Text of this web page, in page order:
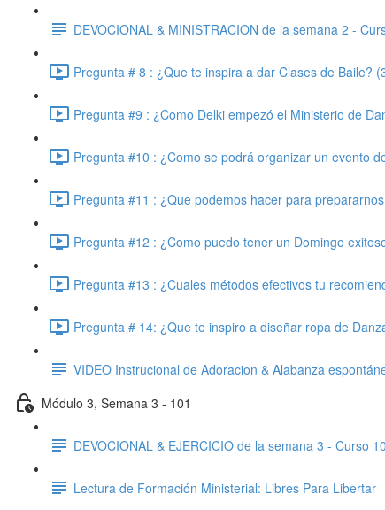
DEVOCIONAL & MINISTRACION de la semana 2 -
Pregunta # 8 : ¿Que te inspira a dar Clases de Baile?
Pregunta #9 : ¿Como Delki empezó el Ministerio de
Pregunta #10 : ¿Como se podrá organizar un evento
Pregunta #11 : ¿Que podemos hacer para
Pregunta #12 : ¿Como puedo tener un Domingo
Pregunta #13 : ¿Cuales métodos efectivos tu
Pregunta # 14: ¿Que te inspiro a diseñar ropa de
VIDEO Instrucional de Adoracion & Alabanza
Módulo 3, Semana 3 - 101
DEVOCIONAL & EJERCICIO de la semana 3 - Curso
Lectura de Formación Ministerial: Libres Para Libertar